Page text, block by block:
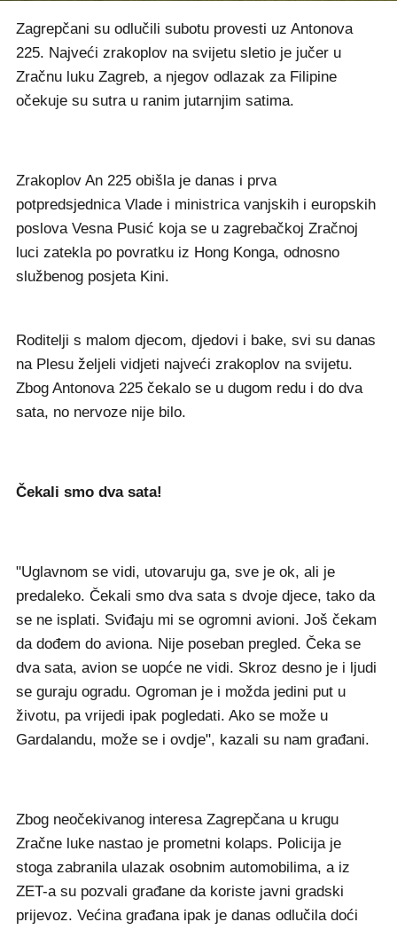
Zagrepčani su odlučili subotu provesti uz Antonova
225. Najveći zrakoplov na svijetu sletio je jučer u
Zračnu luku Zagreb, a njegov odlazak za Filipine
očekuje su sutra u ranim jutarnjim satima.
Zrakoplov An 225 obišla je danas i prva
potpredsjednica Vlade i ministrica vanjskih i europskih
poslova Vesna Pusić koja se u zagrebačkoj Zračnoj
luci zatekla po povratku iz Hong Konga, odnosno
službenog posjeta Kini.
Roditelji s malom djecom, djedovi i bake, svi su danas
na Plesu željeli vidjeti najveći zrakoplov na svijetu.
Zbog Antonova 225 čekalo se u dugom redu i do dva
sata, no nervoze nije bilo.
Čekali smo dva sata!
"Uglavnom se vidi, utovaruju ga, sve je ok, ali je
predaleko. Čekali smo dva sata s dvoje djece, tako da
se ne isplati. Sviđaju mi se ogromni avioni. Još čekam
da dođem do aviona. Nije poseban pregled. Čeka se
dva sata, avion se uopće ne vidi. Skroz desno je i ljudi
se guraju ogradu. Ogroman je i možda jedini put u
životu, pa vrijedi ipak pogledati. Ako se može u
Gardalandu, može se i ovdje", kazali su nam građani.
Zbog neočekivanog interesa Zagrepčana u krugu
Zračne luke nastao je prometni kolaps. Policija je
stoga zabranila ulazak osobnim automobilima, a iz
ZET-a su pozvali građane da koriste javni gradski
prijevoz. Većina građana ipak je danas odlučila doći